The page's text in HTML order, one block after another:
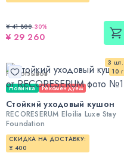
¥ 41 800-30%
¥ 29 260
3 шт.
10 г
Нет отзывов
Новинка Рекомендуем
Стойкий уходовый кушон
RECORESERUM Eloilia Luxe Stay
Foundation
СКИДКА НА ДОСТАВКУ:
¥ 400